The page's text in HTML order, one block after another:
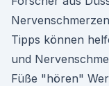
Tipps können
und
Füße "hören"